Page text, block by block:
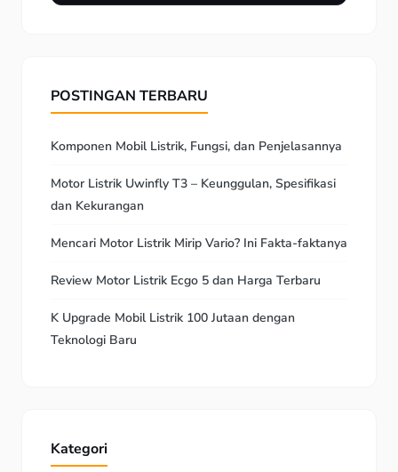
POSTINGAN TERBARU
Komponen Mobil Listrik, Fungsi, dan Penjelasannya
Motor Listrik Uwinfly T3 – Keunggulan, Spesifikasi
dan Kekurangan
Mencari Motor Listrik Mirip Vario? Ini Fakta-faktanya
Review Motor Listrik Ecgo 5 dan Harga Terbaru
K Upgrade Mobil Listrik 100 Jutaan dengan
Teknologi Baru
Kategori